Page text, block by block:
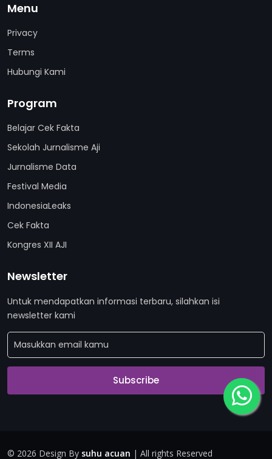
Menu
Privacy
Terms
Hubungi Kami
Program
Belajar Cek Fakta
Sekolah Jurnalisme Aji
Jurnalisme Data
Festival Media
IndonesiaLeaks
Cek Fakta
Kongres XII AJI
Newsletter
Untuk mendapatkan informasi terbaru, silahkan isi
newsletter kami
Subscribe
© 2026 Design By suhu acuan | All rights Reserved